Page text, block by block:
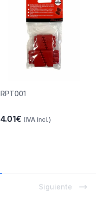
RPT001
4.01€ (IVA incl.)
Siguiente